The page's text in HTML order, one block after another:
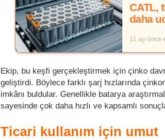
CATL,
daha
11 ay önce
Ekip, bu keşfi gerçekleştirmek için çinko
geliştirdi. Böylece farklı şarj hızlarında
imkânı buldular. Genellikle batarya
sayesinde çok daha hızlı ve kapsamlı
Ticari kullanım için umut